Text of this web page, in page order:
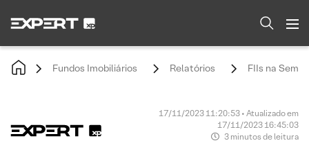
Fundos Imobiliários Relatórios FIIs na
17/11/2023 11:20:53 • Atualizado em
17/11/2023 16:45:03
3 minutos de leitura